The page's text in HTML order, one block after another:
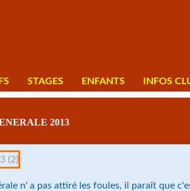
STAGES ENFANTS INFOS
2013
n' a pas attiré les foules, il paraît que